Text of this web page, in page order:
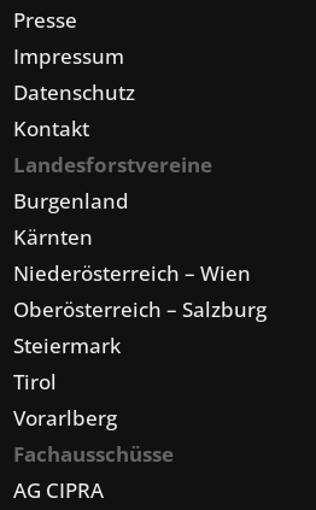
Presse
Impressum
Datenschutz
Kontakt
Landesforstvereine
Burgenland
Kärnten
Niederösterreich – Wien
Oberösterreich – Salzburg
Steiermark
Tirol
Vorarlberg
Fachausschüsse
AG CIPRA